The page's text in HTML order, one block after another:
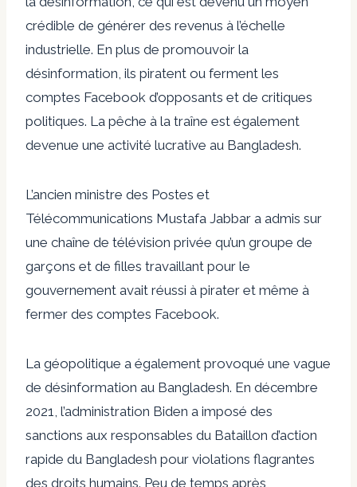
crédible de générer des revenus à l’échelle
industrielle. En plus de promouvoir la
désinformation, ils piratent ou ferment les
comptes Facebook d’opposants et de critiques
politiques. La pêche à la traîne est également
devenue une activité lucrative au Bangladesh.
L’ancien ministre des Postes et
Télécommunications Mustafa Jabbar a admis sur
une chaîne de télévision privée qu’un groupe de
garçons et de filles travaillant pour le
gouvernement avait réussi à pirater et même à
fermer des comptes Facebook.
La géopolitique a également provoqué une vague
de désinformation au Bangladesh. En décembre
2021, l’administration Biden a imposé des
sanctions aux responsables du Bataillon d’action
rapide du Bangladesh pour violations flagrantes
des droits humains. Peu de temps après,